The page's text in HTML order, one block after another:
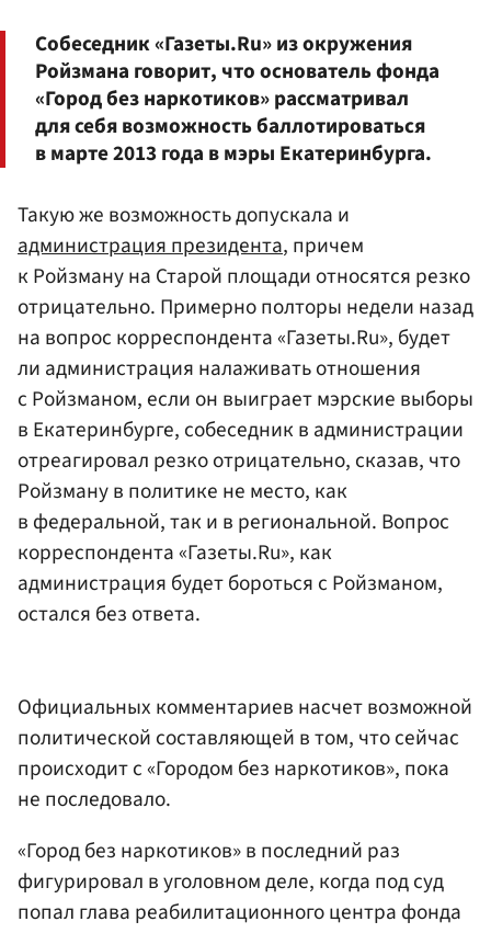
Собеседник «Газеты.Ru» из окружения
Ройзмана говорит, что основатель фонда
«Город без наркотиков» рассматривал
для себя возможность баллотироваться
в марте 2013 года в мэры Екатеринбурга.
Такую же возможность допускала и
администрация президента, причем
к Ройзману на Старой площади относятся резко
отрицательно. Примерно полторы недели назад
на вопрос корреспондента «Газеты.Ru», будет
ли администрация налаживать отношения
с Ройзманом, если он выиграет мэрские выборы
в Екатеринбурге, собеседник в администрации
отреагировал резко отрицательно, сказав, что
Ройзману в политике не место, как
в федеральной, так и в региональной. Вопрос
корреспондента «Газеты.Ru», как
администрация будет бороться с Ройзманом,
остался без ответа.
Официальных комментариев насчет возможной
политической составляющей в том, что сейчас
происходит с «Городом без наркотиков», пока
не последовало.
«Город без наркотиков» в последний раз
фигурировал в уголовном деле, когда под суд
попал глава реабилитационного центра фонда